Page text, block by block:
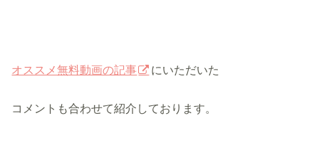
オススメ無料動画の記事 にいただいた
コメントも合わせて紹介しております。